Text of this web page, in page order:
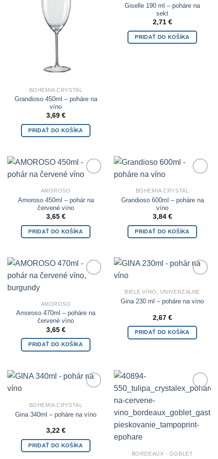
BOHEMIA CRYSTAL
Grandioso 450ml – poháre na
víno
3,69 €
PRIDAŤ DO KOŠÍKA
Giselle 190 ml – poháre na
sekt
2,71 €
PRIDAŤ DO KOŠÍKA
AMOROSO
Amoroso 450ml – pohár na
červené víno
3,65 €
PRIDAŤ DO KOŠÍKA
BOHEMIA CRYSTAL
Grandioso 600ml – poháre na
víno
3,84 €
PRIDAŤ DO KOŠÍKA
AMOROSO
Amoroso 470ml – poháre na
červené víno
3,65 €
PRIDAŤ DO KOŠÍKA
Wishlist
BIELE VÍNO, UNIVERZÁLNE
Gina 230 ml – poháre na víno
2,67 €
PRIDAŤ DO KOŠÍKA
BOHEMIA CRYSTAL
Gina 340ml – poháre na víno
3,22 €
PRIDAŤ DO KOŠÍKA
BORDEAUX - GOBLET